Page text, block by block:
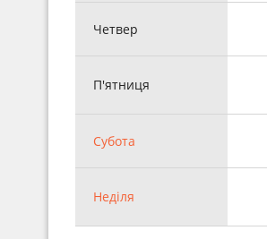
Четвер
П'ятниця
Субота
Неділя